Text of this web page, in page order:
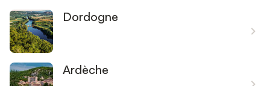
Dordogne
Ardèche